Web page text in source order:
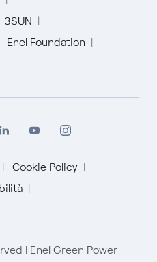
3SUN
Enel Foundation
Cookie Policy
| Enel Green Power